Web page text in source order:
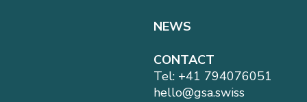
NEWS
CONTACT
Tel: +41 794076051
hello@gsa.swiss